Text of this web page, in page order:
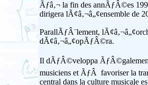
Ãƒâ‚¬ la fin des annÃƒÂ©es
dirigera lÃ¢â‚¬â„¢ensemble de
ParallÃƒÂ¨lement,
dÃ¢â‚¬â„¢opÃƒÂ©ra.
Il dÃƒÂ©veloppa
musiciens et ÃƒÂ favoriser la
central dans la culture musicale